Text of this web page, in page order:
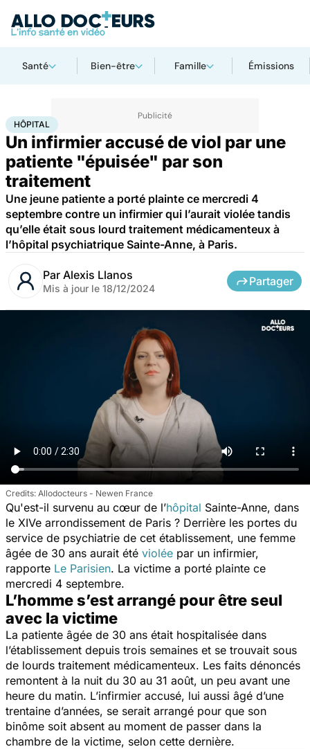
Santé Bien-être Famille Émissions
AccueilSanté Hôpital
HÔPITAL
Un infirmier accusé de viol par une
patiente "épuisée" par son
traitement
Une jeune patiente a porté plainte ce mercredi 4
septembre contre un infirmier qui l’aurait violée tandis
qu’elle était sous lourd traitement médicamenteux à
l’hôpital psychiatrique Sainte-Anne, à Paris.
Par Alexis Llanos
Mis à jour le 18/12/2024
Partager
Allodocteurs - Newen France
Qu'est-il survenu au cœur de l’hôpital Sainte-Anne, dans
le XIVe arrondissement de Paris ? Derrière les portes du
service de psychiatrie de cet établissement, une femme
âgée de 30 ans aurait été violée par un infirmier,
rapporte Le Parisien. La victime a porté plainte ce
mercredi 4 septembre.
L’homme s’est arrangé pour être seul
avec la victime
La patiente âgée de 30 ans était hospitalisée dans
l’établissement depuis trois semaines et se trouvait sous
de lourds traitement médicamenteux. Les faits dénoncés
remontent à la nuit du 30 au 31 août, un peu avant une
heure du matin. L’infirmier accusé, lui aussi âgé d’une
trentaine d’années, se serait arrangé pour que son
binôme soit absent au moment de passer dans la
chambre de la victime, selon cette dernière.